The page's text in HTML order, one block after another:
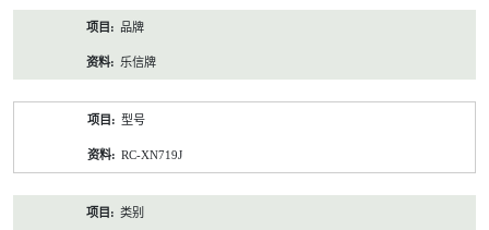
品牌
乐信牌
型号
RC-XN719J
类别